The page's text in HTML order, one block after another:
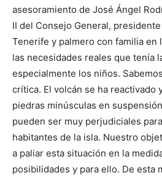
asesoramiento de José Ángel
II del Consejo General,
Tenerife y palmero con familia en
las necesidades reales que tenía
especialmente los niños.
crítica. El volcán se ha reactivado
piedras minúsculas en
pueden ser muy perjudiciales
habitantes de la isla. Nuestro
a paliar esta situación en la
posibilidades y para ello. De esta